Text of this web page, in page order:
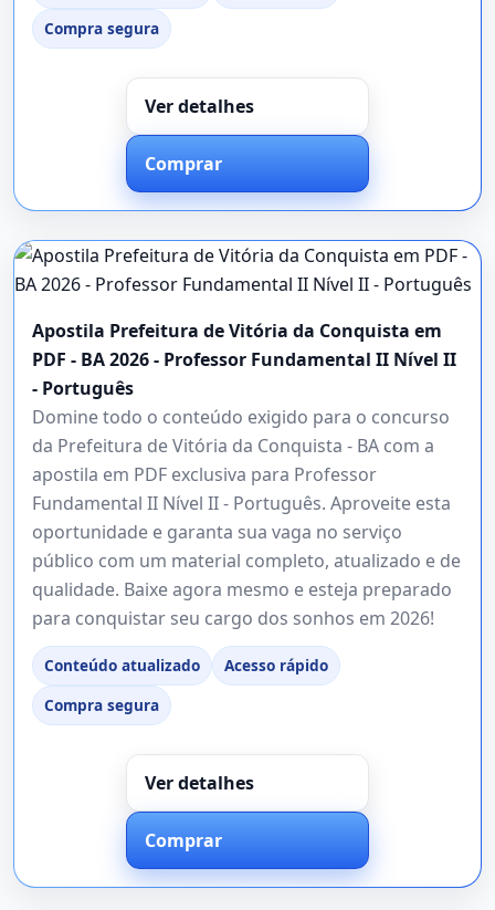
Compra segura
Ver detalhes
Comprar
Apostila Prefeitura de Vitória da Conquista em
PDF - BA 2026 - Professor Fundamental II Nível II
- Português
Domine todo o conteúdo exigido para o concurso
da Prefeitura de Vitória da Conquista - BA com a
apostila em PDF exclusiva para Professor
Fundamental II Nível II - Português. Aproveite esta
oportunidade e garanta sua vaga no serviço
público com um material completo, atualizado e de
qualidade. Baixe agora mesmo e esteja preparado
para conquistar seu cargo dos sonhos em 2026!
Conteúdo atualizado
Acesso rápido
Compra segura
Ver detalhes
Comprar